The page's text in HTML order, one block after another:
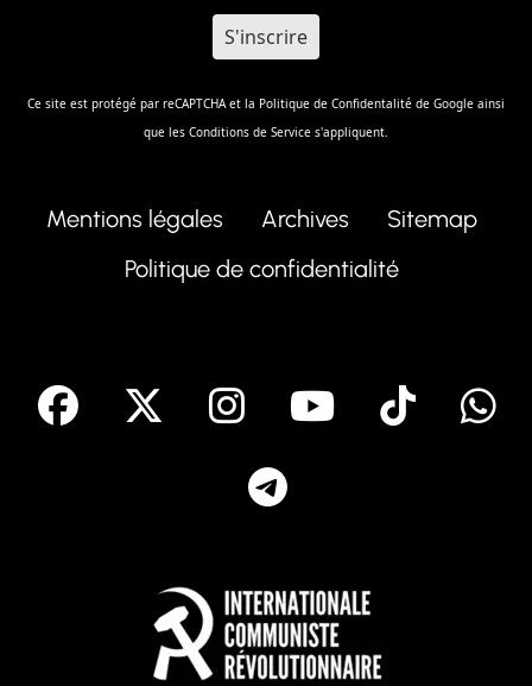
Ce site est protégé par reCAPTCHA et la Politique de Confidentalité de Google ainsi
que les Conditions de Service s'appliquent.
Mentions légales Archives
Sitemap
Politique de confidentialité
facebook Instagram
Youtube
Tik